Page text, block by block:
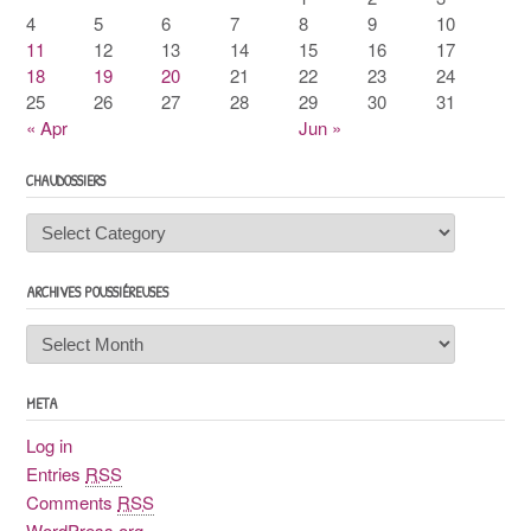
« Apr Jun »
4
5 6 7 8 9
10
11
12 13 14 15 16
17
18
19 20 21 22 23
24
25
26 27 28 29 30 31
CHAUDOSSIERS
Chaudossiers
ARCHIVES POUSSIÉREUSES
Archives
poussiéreuses
META
Log in
Entries RSS
Comments RSS